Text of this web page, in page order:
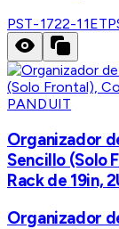
PST-1722-11ET
PANDUIT
Organizador
Sencillo (Solo
Rack de 19in,
Organizador